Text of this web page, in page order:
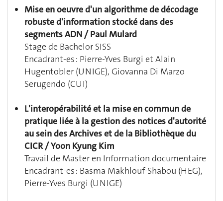
Mise en oeuvre d'un algorithme de décodage
robuste d'information stocké dans des
segments ADN / Paul Mulard
Stage de Bachelor SISS
Encadrant-es : Pierre-Yves Burgi et Alain
Hugentobler (UNIGE), Giovanna Di Marzo
Serugendo (CUI)
L'interopérabilité et la mise en commun de
pratique liée à la gestion des notices d'autorité
au sein des Archives et de la Bibliothèque du
CICR / Yoon Kyung Kim
Travail de Master en Information documentaire
Encadrant-es : Basma Makhlouf-Shabou (HEG),
Pierre-Yves Burgi (UNIGE)